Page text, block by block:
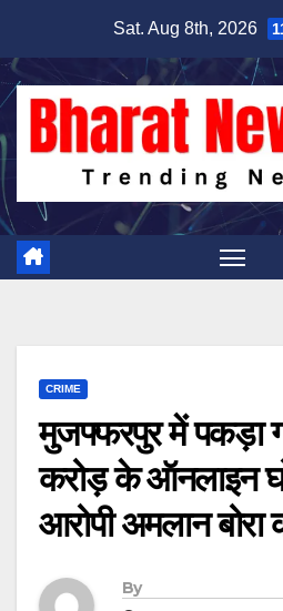
content
Sat. Aug 8th, 2026
CRIME
मुजफ्फरपुर में पकड़ा
करोड़ के ऑनलाइन
आरोपी अमलान बोरा
By